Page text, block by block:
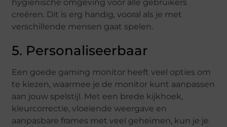
hygiënische omgeving voor alle gebruikers
creëren. Dit is erg handig, vooral als je met
verschillende mensen gaat spelen.
5. Personaliseerbaar
Een goede gaming monitor heeft veel opties om
te kiezen, waarmee je de monitor kunt aanpassen
aan jouw spelstijl. Met een brede kijkhoek,
kleurcorrectie, vloeiende weergave en
aanpasbare frames met veel geheimen, kun je je